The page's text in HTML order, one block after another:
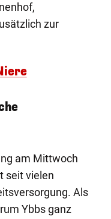
zur
am Mittwoch
seit vielen
Als
Ybbs ganz